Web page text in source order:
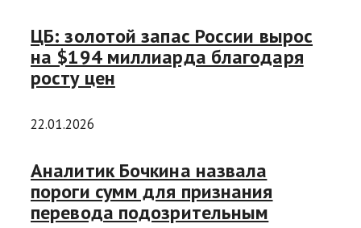
ЦБ: золотой запас России вырос
на $194 миллиарда благодаря
росту цен
22.01.2026
Аналитик Бочкина назвала
пороги сумм для признания
перевода подозрительным